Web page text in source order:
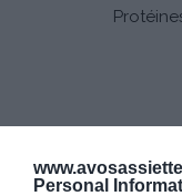
Personal